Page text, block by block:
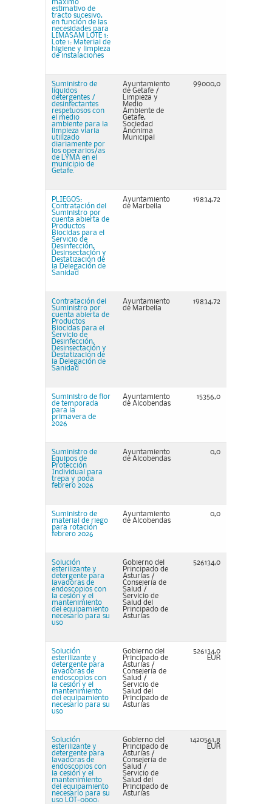
máximo
estimativo de
tracto sucesivo,
en función de las
necesidades para
LIMASAM LOTE 1:
Lote 1: Material de
higiene y limpieza
de instalaciones
Suministro de
líquidos
detergentes /
desinfectantes
respetuosos con
el medio
ambiente para la
limpieza viaria
utilizado
diariamente por
los operarios/as
de LYMA en el
municipio de
Getafe.
Ayuntamiento
de Getafe /
Limpieza y
Medio
Ambiente de
Getafe,
Sociedad
Anónima
Municipal
99000,0
PLIEGOS:
Contratación del
Suministro por
cuenta abierta de
Productos
Biocidas para el
Servicio de
Desinfección,
Desinsectación y
Destatización de
la Delegación de
Sanidad
Ayuntamiento
de Marbella
19834,72
Contratación del
Suministro por
cuenta abierta de
Productos
Biocidas para el
Servicio de
Desinfección,
Desinsectación y
Destatización de
la Delegación de
Sanidad
Ayuntamiento
de Marbella
19834,72
Suministro de flor
de temporada
para la
primavera de
2026
Ayuntamiento
de Alcobendas
15356,0
Suministro de
Equipos de
Protección
Individual para
trepa y poda
febrero 2026
Ayuntamiento
de Alcobendas
0,0
Suministro de
material de riego
para rotación
febrero 2026
Ayuntamiento
de Alcobendas
0,0
Solución
esterilizante y
detergente para
lavadoras de
endoscopios con
la cesión y el
mantenimiento
del equipamiento
necesario para su
uso
Gobierno del
Principado de
Asturias /
Consejería de
Salud /
Servicio de
Salud del
Principado de
Asturias
526134,0
Solución
esterilizante y
detergente para
lavadoras de
endoscopios con
la cesión y el
mantenimiento
del equipamiento
necesario para su
uso
Gobierno del
Principado de
Asturias /
Consejería de
Salud /
Servicio de
Salud del
Principado de
Asturias
526134,0
EUR
Solución
esterilizante y
detergente para
lavadoras de
endoscopios con
la cesión y el
mantenimiento
del equipamiento
necesario para su
uso LOT-0000:
Gobierno del
Principado de
Asturias /
Consejería de
Salud /
Servicio de
Salud del
Principado de
Asturias
1420561,8
EUR